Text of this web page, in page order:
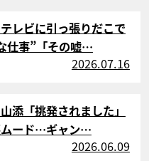
レビに引っ張りだこで
仕事”「その嘘…
2026.07.16
添「挑発されました」
ムード…ギャン…
2026.06.09